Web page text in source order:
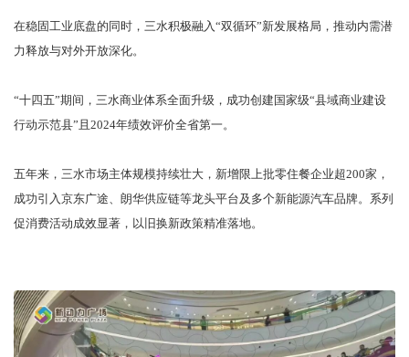
在稳固工业底盘的同时，三水积极融入“双循环”新发展格局，推动内需潜
力释放与对外开放深化。
“十四五”期间，三水商业体系全面升级，成功创建国家级“县域商业建设
行动示范县”且2024年绩效评价全省第一。
五年来，三水市场主体规模持续壮大，新增限上批零住餐企业超200家，
成功引入京东广途、朗华供应链等龙头平台及多个新能源汽车品牌。系列
促消费活动成效显著，以旧换新政策精准落地。